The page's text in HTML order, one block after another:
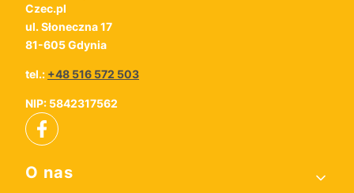
Czec.pl
ul. Słoneczna 17
81-605 Gdynia
tel.: +48 516 572 503
NIP: 5842317562
Linki w stopce
O nas